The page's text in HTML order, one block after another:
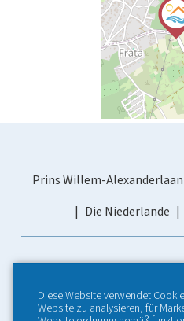
Prins Willem-Alexanderlaan
Die Niederlande
Diese Website verwendet
Website zu analysieren, für